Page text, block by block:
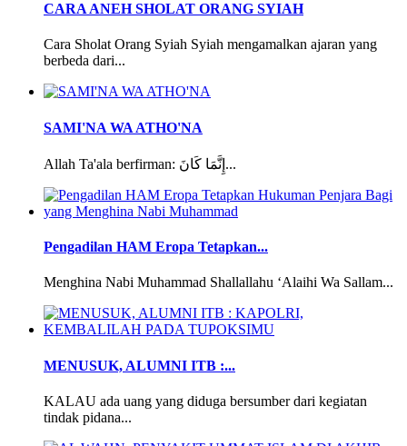
CARA ANEH SHOLAT ORANG SYIAH
Cara Sholat Orang Syiah Syiah mengamalkan ajaran yang
berbeda dari...
SAMI'NA WA ATHO'NA
Allah Ta'ala berfirman: إِنَّمَا كَانَ...
Pengadilan HAM Eropa Tetapkan...
Menghina Nabi Muhammad Shallallahu ‘Alaihi Wa Sallam...
MENUSUK, ALUMNI ITB :...
KALAU ada uang yang diduga bersumber dari kegiatan
tindak pidana...